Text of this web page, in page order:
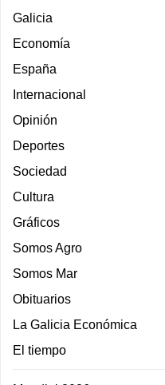
Galicia
Economía
España
Internacional
Opinión
Deportes
Sociedad
Cultura
Gráficos
Somos Agro
Somos Mar
Obituarios
La Galicia Económica
El tiempo